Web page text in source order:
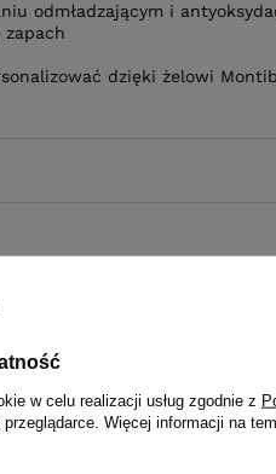
odmładzającym i
zapach
dzięki żelowi
w celu realizacji usług zgodnie z
Więcej informacji na